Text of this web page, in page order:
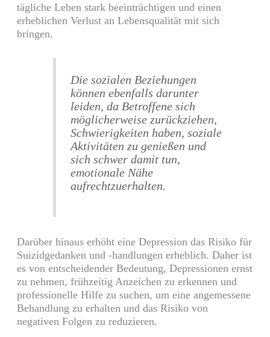
tägliche Leben stark beeinträchtigen und einen
erheblichen Verlust an Lebensqualität mit sich
bringen.
Die sozialen Beziehungen
können ebenfalls darunter
leiden, da Betroffene sich
möglicherweise zurückziehen,
Schwierigkeiten haben, soziale
Aktivitäten zu genießen und
sich schwer damit tun,
emotionale Nähe
aufrechtzuerhalten.
Darüber hinaus erhöht eine Depression das Risiko für
Suizidgedanken und -handlungen erheblich. Daher ist
es von entscheidender Bedeutung, Depressionen ernst
zu nehmen, frühzeitig Anzeichen zu erkennen und
professionelle Hilfe zu suchen, um eine angemessene
Behandlung zu erhalten und das Risiko von
negativen Folgen zu reduzieren.